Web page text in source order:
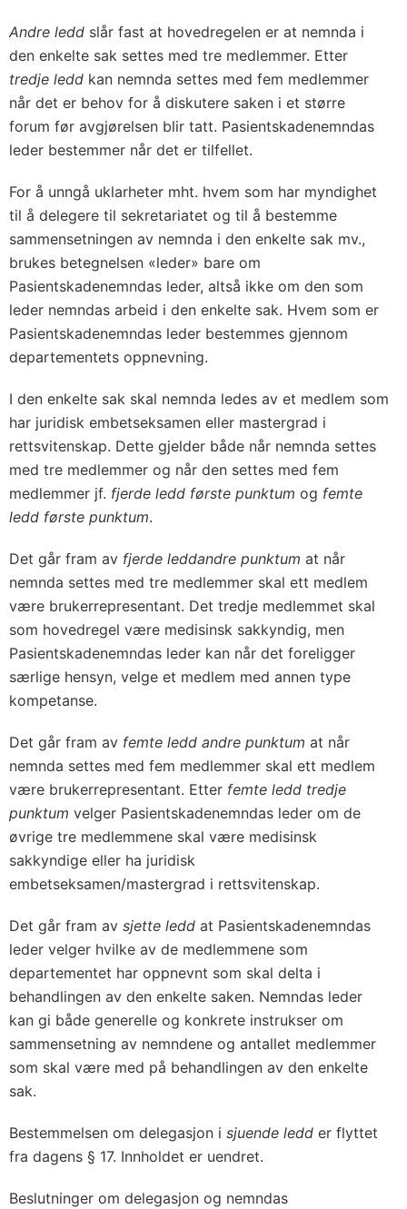
Andre ledd slår fast at hovedregelen er at nemnda i
den enkelte sak settes med tre medlemmer. Etter
tredje ledd kan nemnda settes med fem medlemmer
når det er behov for å diskutere saken i et større
forum før avgjørelsen blir tatt. Pasientskadenemndas
leder bestemmer når det er tilfellet.
For å unngå uklarheter mht. hvem som har myndighet
til å delegere til sekretariatet og til å bestemme
sammensetningen av nemnda i den enkelte sak mv.,
brukes betegnelsen «leder» bare om
Pasientskadenemndas leder, altså ikke om den som
leder nemndas arbeid i den enkelte sak. Hvem som er
Pasientskadenemndas leder bestemmes gjennom
departementets oppnevning.
I den enkelte sak skal nemnda ledes av et medlem som
har juridisk embetseksamen eller mastergrad i
rettsvitenskap. Dette gjelder både når nemnda settes
med tre medlemmer og når den settes med fem
medlemmer jf. fjerde ledd første punktum og femte
ledd første punktum.
Det går fram av fjerde leddandre punktum at når
nemnda settes med tre medlemmer skal ett medlem
være brukerrepresentant. Det tredje medlemmet skal
som hovedregel være medisinsk sakkyndig, men
Pasientskadenemndas leder kan når det foreligger
særlige hensyn, velge et medlem med annen type
kompetanse.
Det går fram av femte ledd andre punktum at når
nemnda settes med fem medlemmer skal ett medlem
være brukerrepresentant. Etter femte ledd tredje
punktum velger Pasientskadenemndas leder om de
øvrige tre medlemmene skal være medisinsk
sakkyndige eller ha juridisk
embetseksamen/mastergrad i rettsvitenskap.
Det går fram av sjette ledd at Pasientskadenemndas
leder velger hvilke av de medlemmene som
departementet har oppnevnt som skal delta i
behandlingen av den enkelte saken. Nemndas leder
kan gi både generelle og konkrete instrukser om
sammensetning av nemndene og antallet medlemmer
som skal være med på behandlingen av den enkelte
sak.
Bestemmelsen om delegasjon i sjuende ledd er flyttet
fra dagens § 17. Innholdet er uendret.
Beslutninger om delegasjon og nemndas